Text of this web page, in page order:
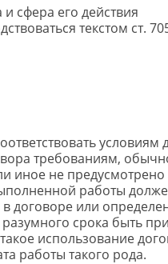
и сфера его действия
текстом ст.
условиям
требованиям,
иное не
работы
в договоре или
срока быть
использование
работы такого рода.